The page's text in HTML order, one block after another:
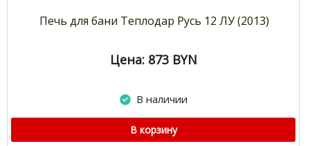
Печь для бани Теплодар Русь 12 ЛУ (2013)
Цена: 873 BYN
В наличии
В корзину